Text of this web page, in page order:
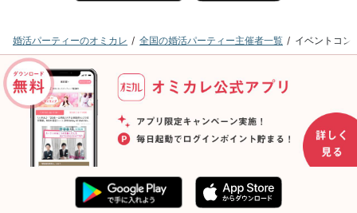
婚活パーティーのオミカレ 全国の婚活パーティー主催者一覧 イベントコン